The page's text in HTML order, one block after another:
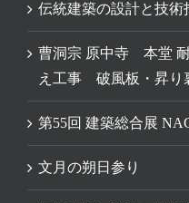
伝統建築の設計と技
曹洞宗 原中寺 本堂
え工事 破風板・昇
第55回 建築総合展
文月の朔日参り